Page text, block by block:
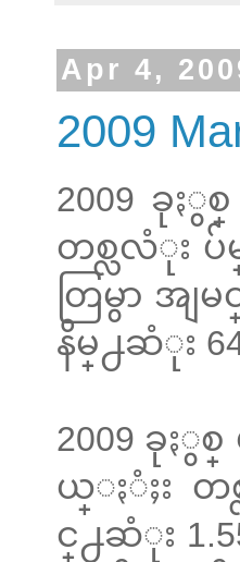
Apr 4,
2009
2009 ခုႏွ
တစ္လလံုး ပ်
တြမွာ အျ
နိမ္႕ဆံုး
2009 ခုႏွ
ယ္ႏံႈး တစ္
င္႕ဆံုး